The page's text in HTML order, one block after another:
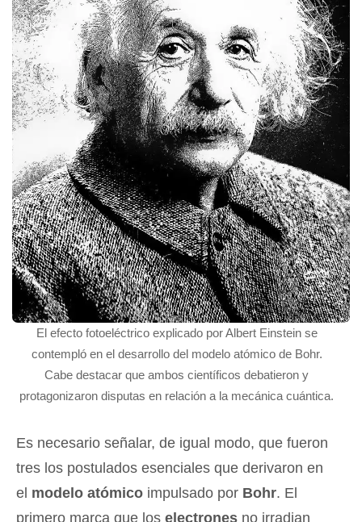
El efecto fotoeléctrico explicado por Albert Einstein se
contempló en el desarrollo del modelo atómico de Bohr.
Cabe destacar que ambos científicos debatieron y
protagonizaron disputas en relación a la mecánica cuántica.
Es necesario señalar, de igual modo, que fueron
tres los postulados esenciales que derivaron en
el modelo atómico impulsado por Bohr. El
primero marca que los electrones no irradian